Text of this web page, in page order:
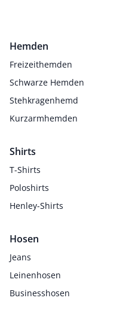
Hemden
Freizeithemden
Schwarze Hemden
Stehkragenhemd
Kurzarmhemden
Shirts
T-Shirts
Poloshirts
Henley-Shirts
Hosen
Jeans
Leinenhosen
Businesshosen